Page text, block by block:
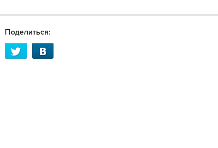
Поделиться: